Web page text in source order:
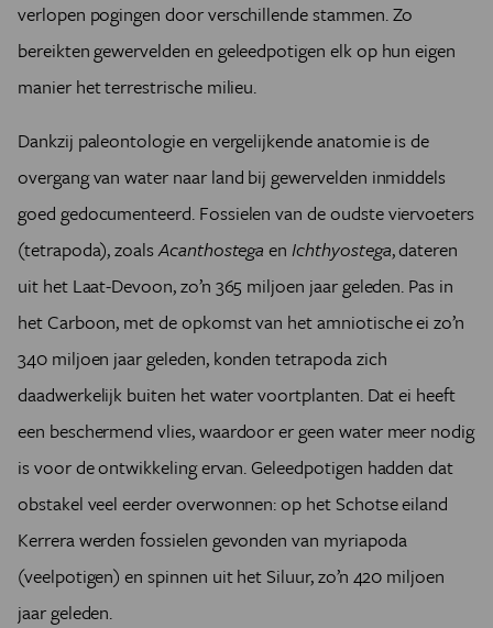
verlopen pogingen door verschillende stammen. Zo
bereikten gewervelden en geleedpotigen elk op hun eigen
manier het terrestrische milieu.
Dankzij paleontologie en vergelijkende anatomie is de
overgang van water naar land bij gewervelden inmiddels
goed gedocumenteerd. Fossielen van de oudste viervoeters
(tetrapoda), zoalsAcanthostega enIchthyostega, dateren
uit het Laat-Devoon, zo’n 365 miljoen jaar geleden. Pas in
het Carboon, met de opkomst van het amniotische ei zo’n
340 miljoen jaar geleden, konden tetrapoda zich
daadwerkelijk buiten het water voortplanten. Dat ei heeft
een beschermend vlies, waardoor er geen water meer nodig
is voor de ontwikkeling ervan. Geleedpotigen hadden dat
obstakel veel eerder overwonnen: op het Schotse eiland
Kerrera werden fossielen gevonden van myriapoda
(veelpotigen) en spinnen uit het Siluur, zo’n 420 miljoen
jaar geleden.